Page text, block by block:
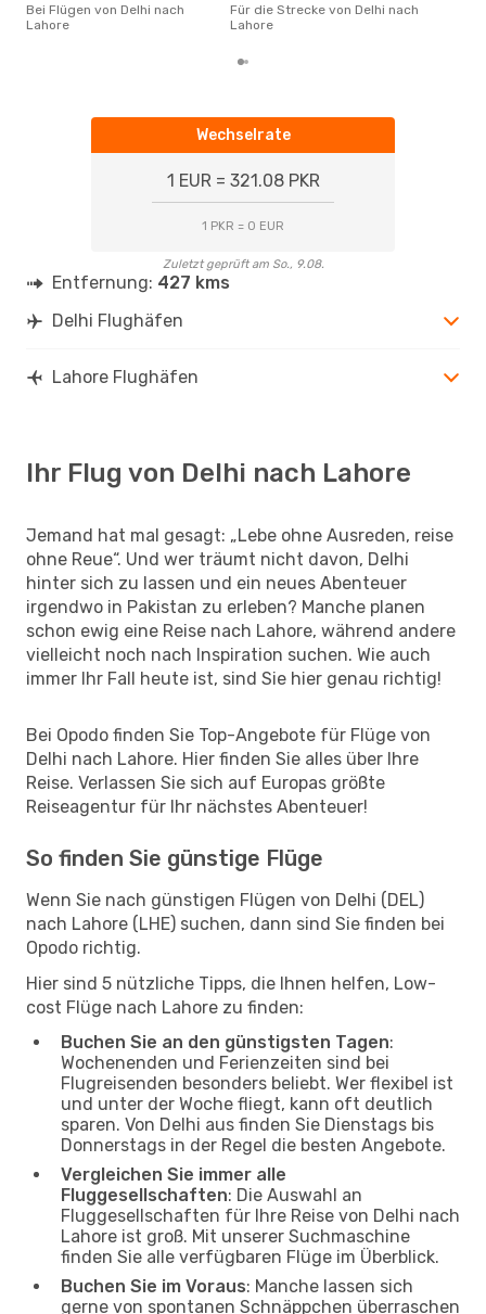
Bei Flügen von Delhi nach
Lahore
Für die Strecke von Delhi nach
Lahore
Wechselrate
1 EUR = 321.08 PKR
1 PKR = 0 EUR
Zuletzt geprüft am So., 9.08.
Entfernung: 427 kms
Delhi Flughäfen
Lahore Flughäfen
Ihr Flug von Delhi nach Lahore
Jemand hat mal gesagt: „Lebe ohne Ausreden, reise
ohne Reue“. Und wer träumt nicht davon, Delhi
hinter sich zu lassen und ein neues Abenteuer
irgendwo in Pakistan zu erleben? Manche planen
schon ewig eine Reise nach Lahore, während andere
vielleicht noch nach Inspiration suchen. Wie auch
immer Ihr Fall heute ist, sind Sie hier genau richtig!
Bei Opodo finden Sie Top-Angebote für Flüge von
Delhi nach Lahore. Hier finden Sie alles über Ihre
Reise. Verlassen Sie sich auf Europas größte
Reiseagentur für Ihr nächstes Abenteuer!
So finden Sie günstige Flüge
Wenn Sie nach günstigen Flügen von Delhi (DEL)
nach Lahore (LHE) suchen, dann sind Sie finden bei
Opodo richtig.
Hier sind 5 nützliche Tipps, die Ihnen helfen, Low-
cost Flüge nach Lahore zu finden:
Buchen Sie an den günstigsten Tagen:
Wochenenden und Ferienzeiten sind bei
Flugreisenden besonders beliebt. Wer flexibel ist
und unter der Woche fliegt, kann oft deutlich
sparen. Von Delhi aus finden Sie Dienstags bis
Donnerstags in der Regel die besten Angebote.
Vergleichen Sie immer alle
Fluggesellschaften: Die Auswahl an
Fluggesellschaften für Ihre Reise von Delhi nach
Lahore ist groß. Mit unserer Suchmaschine
finden Sie alle verfügbaren Flüge im Überblick.
Buchen Sie im Voraus: Manche lassen sich
gerne von spontanen Schnäppchen überraschen